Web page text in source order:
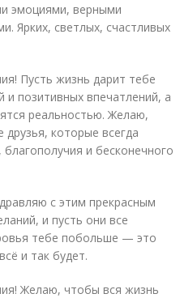
эмоциями, верными
Ярких, светлых, счастливых
Пусть жизнь дарит тебе
позитивных впечатлений, а
реальностью. Желаю,
которые всегда
и бесконечного
с этим прекрасным
и пусть они все
тебе побольше — это
и так будет.
Желаю, чтобы вся жизнь